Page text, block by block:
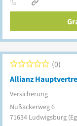
Allianz
Versicherung
0
Nußackerweg 6
71634 Ludwigsburg